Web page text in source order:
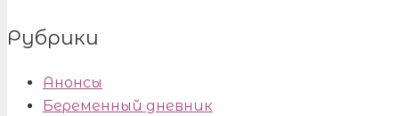
Рубрики
Анонсы
Беременный дневник